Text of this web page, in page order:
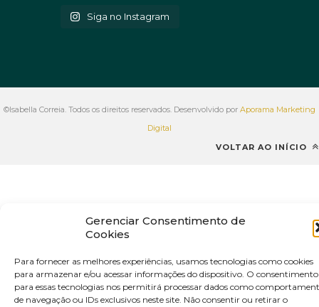
Gerenciar Consentimento de
Cookies
Para fornecer as melhores experiências, usamos tecnologias como cookies
para armazenar e/ou acessar informações do dispositivo. O consentimento
para essas tecnologias nos permitirá processar dados como
de navegação ou IDs exclusivos neste site. Não consentir ou retirar o
Siga no Instagram
©Isabella Correia. Todos os direitos reservados. Desenvolvido por Aporama Marketing
Digital
VOLTAR AO INÍCIO